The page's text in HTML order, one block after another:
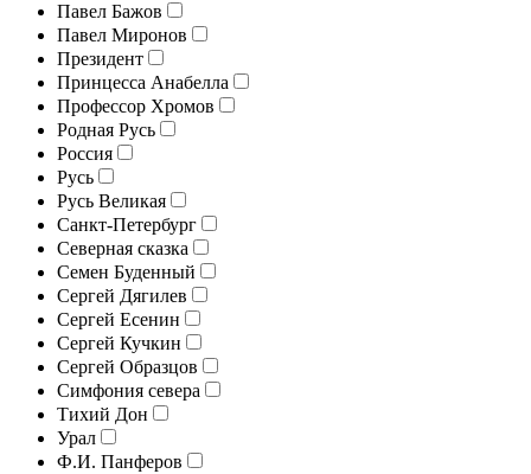
Павел Бажов
Павел Миронов
Президент
Принцесса Анабелла
Профессор Хромов
Родная Русь
Россия
Русь
Русь Великая
Санкт-Петербург
Северная сказка
Семен Буденный
Сергей Дягилев
Сергей Есенин
Сергей Кучкин
Сергей Образцов
Симфония севера
Тихий Дон
Урал
Ф.И. Панферов